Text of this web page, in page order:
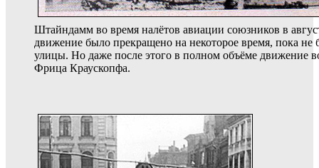
Штайндамм во время налётов авиации союзников в
движение было прекращено на некоторое время, пока не
улицы. Но даже после этого в полном объёме движение
Фрица Краускопфа.